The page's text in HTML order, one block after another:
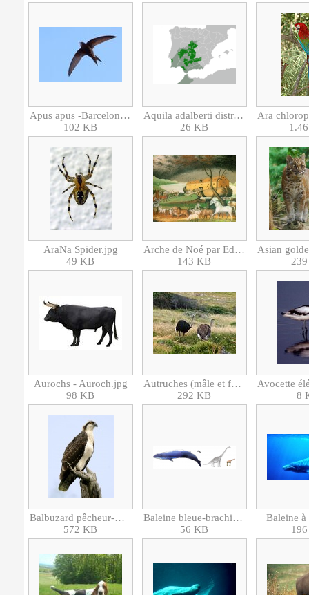
Apus apus -Barcelona, Spain-8 (1).jpg
102 KB
Aquila adalberti distr.png
26 KB
AraNa Spider.jpg
49 KB
Arche de Noé par Edward Hicks.jpg
143 KB
Aurochs - Auroch.jpg
98 KB
Autruches (mâle et femelle).jpg
292 KB
8
Balbuzard pêcheur-Rapace-8364.jpg
572 KB
Baleine bleue-brachiosaure-girafe-homme.png
56 KB
Baleine à